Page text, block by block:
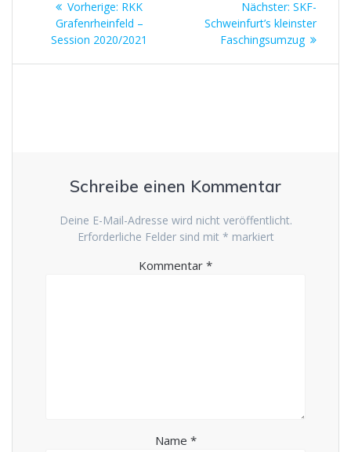
Vorherige: Vorheriger
Beitrag:
RKK
Grafenrheinfeld –
Session 2020/2021
Nächster: Nächster
Beitrag:
SKF-
Schweinfurt’s kleinster
Faschingsumzug
Schreibe einen Kommentar
Deine E-Mail-Adresse wird nicht veröffentlicht.
Erforderliche Felder sind mit * markiert
Kommentar *
Name *